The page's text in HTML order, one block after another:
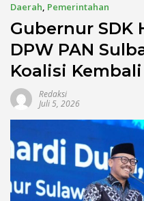
Daerah, Pemerintahan
Gubernur SDK
DPW PAN
Koalisi
Redaksi
Juli 5, 2026